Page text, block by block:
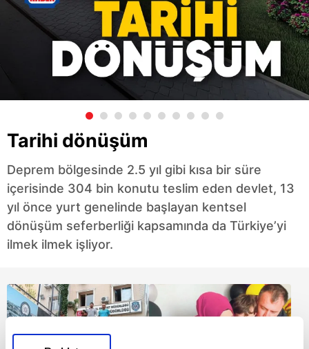
Tarihi dönüşüm
Deprem bölgesinde 2.5 yıl gibi kısa bir süre
içerisinde 304 bin konutu teslim eden devlet, 13
yıl önce yurt genelinde başlayan kentsel
dönüşüm seferberliği kapsamında da Türkiye’yi
ilmek ilmek işliyor.